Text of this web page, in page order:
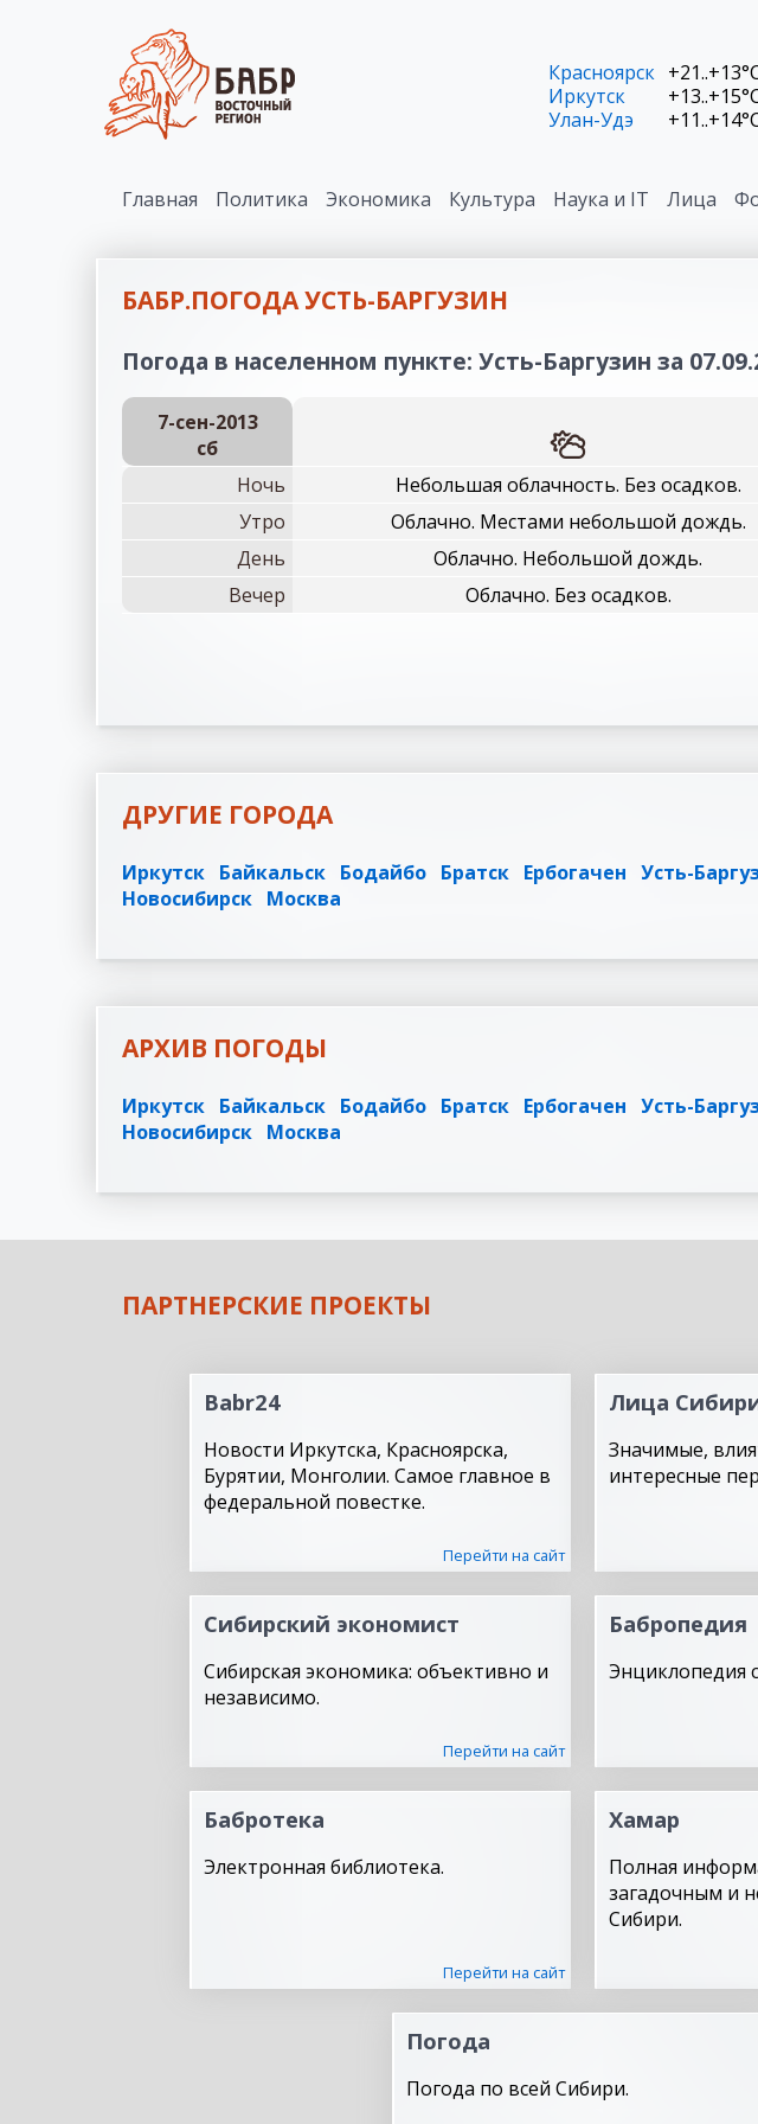
Красноярск
Иркутск
Улан-Удэ
Главная Политика Экономика Культура Наука и IT Лица
БАБР.ПОГОДА УСТЬ-БАРГУЗИН
Погода в населенном пункте: Усть-Баргузин за
7-сен-2013
сб
Ночь
Небольшая облачность. Без осадков.
Утро
Облачно. Местами небольшой дождь.
День
Облачно. Небольшой дождь.
Вечер
Облачно. Без осадков.
ДРУГИЕ ГОРОДА
Иркутск Байкальск Бодайбо Братск Ербогачен Усть-
Новосибирск Москва
АРХИВ ПОГОДЫ
Иркутск Байкальск Бодайбо Братск Ербогачен Усть-
Новосибирск Москва
ПАРТНЕРСКИЕ ПРОЕКТЫ
Babr24
Новости Иркутска, Красноярска,
Бурятии, Монголии. Самое главное в
федеральной повестке.
Перейти на сайт
Лица
Значимые,
интересные
Сибирский экономист
Сибирская экономика: объективно и
независимо.
Перейти на сайт
Бабропедия
Энциклопедия
Бабротека
Электронная библиотека.
Перейти на сайт
Хамар
Полная
загадочным и
Сибири.
Погода
Погода по всей Сибири.